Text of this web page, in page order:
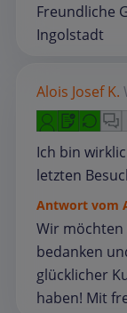
Freundliche
Ingolstadt
Alois Josef K.
Ich bin
letzten
Antwort vom
Wir
bedanken
glücklicher
haben! Mit